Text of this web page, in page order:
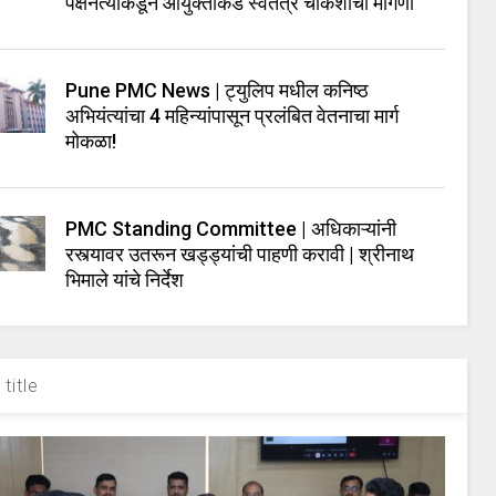
Pune PMC News | ट्युलिप मधील कनिष्ठ
अभियंत्यांचा 4 महिन्यांपासून प्रलंबित वेतनाचा मार्ग
मोकळा!
PMC Standing Committee | अधिकाऱ्यांनी
रस्त्यावर उतरून खड्ड्यांची पाहणी करावी | श्रीनाथ
भिमाले यांचे निर्देश